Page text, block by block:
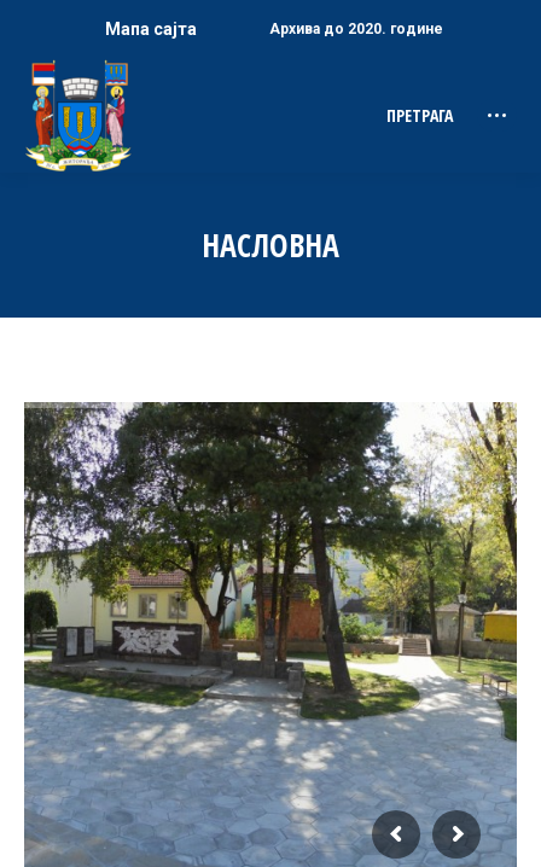
Мапа сајта Архива до 2020. године
Search:
ПРЕТРАГА
НАСЛОВНА